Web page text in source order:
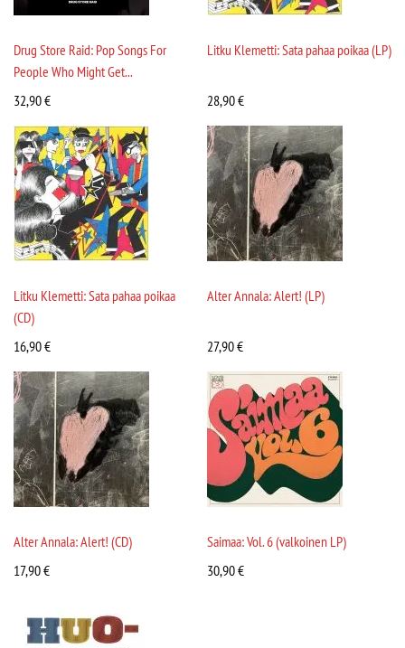
Drug Store Raid: Pop Songs For
People Who Might Get...
32,90€
Litku Klemetti: Sata pahaa poikaa (LP)
28,90€
Litku Klemetti: Sata pahaa poikaa
(CD)
16,90€
Alter Annala: Alert! (LP)
27,90€
Alter Annala: Alert! (CD)
17,90€
Saimaa: Vol. 6 (valkoinen LP)
30,90€